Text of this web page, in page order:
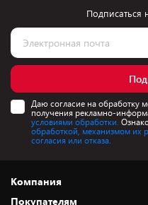
Подписаться
Даю согласие на обработку
получения рекламно-
условиями обработки.
обработкой, механизмом их
согласия или отказа.
Компания
Покупателям